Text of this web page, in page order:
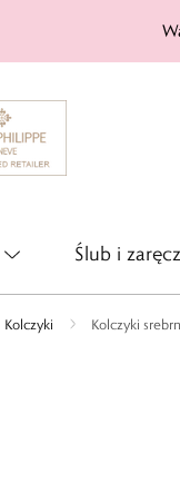
Ślub i
Kolczyki Kolczyki